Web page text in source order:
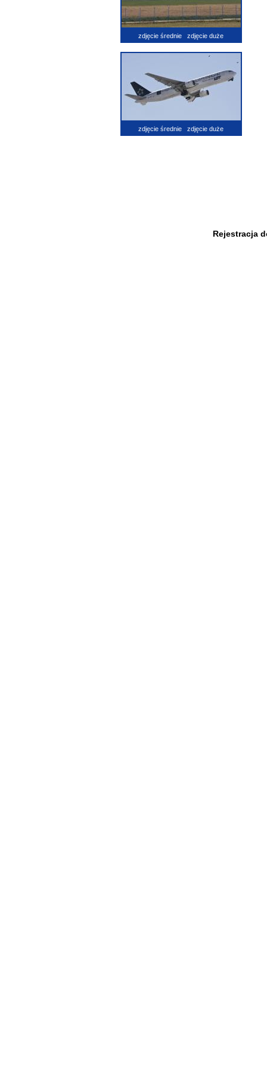
zdjęcie średnie zdjęcie duże
zdjęcie średnie zdjęcie duże
Rejestracja